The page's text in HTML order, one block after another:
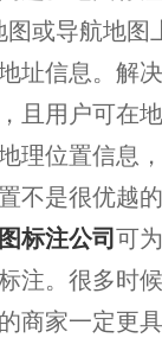
或导航地
址信息。解
且用户可在
理位置信息
不是很优越
标注公司可
注。很多时
商家一定更